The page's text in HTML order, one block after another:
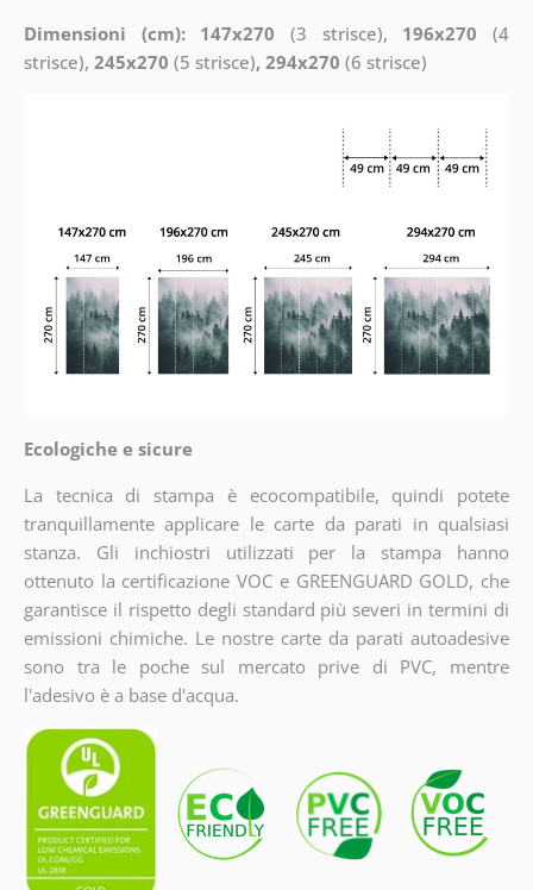
Dimensioni (cm): 147x270 (3 strisce), 196x270 (4
strisce), 245x270 (5 strisce), 294x270 (6 strisce)
Ecologiche e sicure
La tecnica di stampa è ecocompatibile, quindi potete
tranquillamente applicare le carte da parati in qualsiasi
stanza. Gli inchiostri utilizzati per la stampa hanno
ottenuto la certificazione VOC e GREENGUARD GOLD, che
garantisce il rispetto degli standard più severi in termini di
emissioni chimiche. Le nostre carte da parati autoadesive
sono tra le poche sul mercato prive di PVC, mentre
l'adesivo è a base d'acqua.